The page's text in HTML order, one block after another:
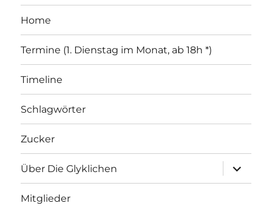
Home
Termine (1. Dienstag im Monat, ab 18h *)
Timeline
Schlagwörter
Zucker
Über Die Glyklichen
öffnen
Mitglieder